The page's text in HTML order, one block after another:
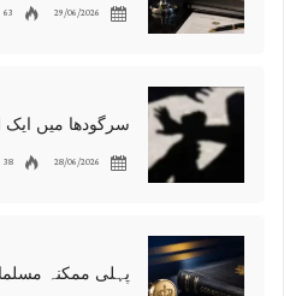
29/06/2026 63 مناظر
28/06/2026 38 مناظر